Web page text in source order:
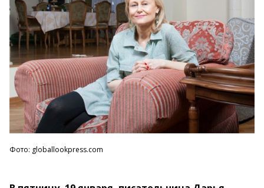
Фото: globallookpress.com